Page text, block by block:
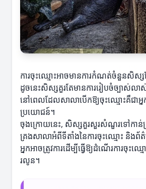
ការចុះឈ្មោះអាចមានការកំណត់ចំនួនសិស្
ដូចនេះសិស្សគួរតែមានការរៀបចំច្បាស់លា
នៅពេលដែលសាលាបើកឱ្យចុះឈ្មោះគឺជាអ្ន
ប្រយោជន៍។
ចុងក្រោយនេះ, សិស្សគួរសួរសំណួរទៅកាន់គ្
គ្រងសាលាអំពីទីតាំងនៃការចុះឈ្មោះ និងព័
អ្នកអាចត្រូវការដើម្បីធ្វើឱ្យដំណើរការចុះឈ្
រលូន។